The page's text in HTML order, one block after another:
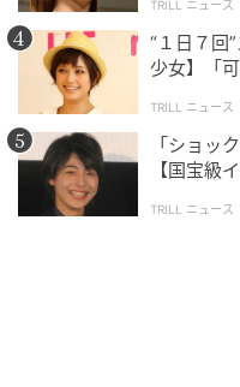
なきゃ』って時々、思
す。」と励まされてい
る様子をみせた。
また、ミネルヴァ不動
永瀬演じる山下とのシ
かったことたくさん言
TRILL ニュース
“１日７回
少女】「
TRILL ニュース
「ショッ
【国宝級
TRILL ニュース